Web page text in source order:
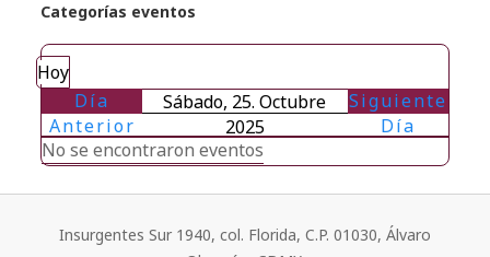
Categorías eventos
Hoy
Día
Anterior
Sábado, 25. Octubre
2025
Siguiente
Día
No se encontraron eventos
Insurgentes Sur 1940, col. Florida, C.P. 01030, Álvaro